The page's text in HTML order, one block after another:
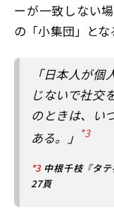
ーが一致しない
の「小集団」とな
「日本人が
じないで社交
のときは、い
ある。」 *3
*3中根千枝『タテ
27頁